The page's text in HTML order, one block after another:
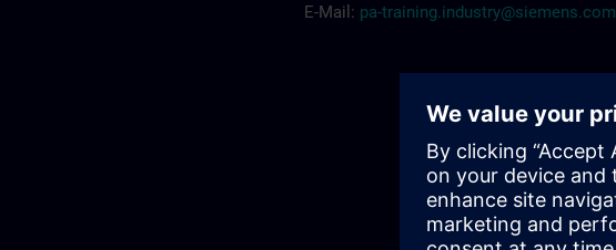
E-Mail: pa-training.industry@siemens.com